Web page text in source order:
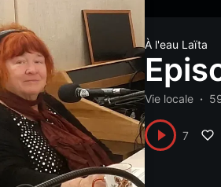
À l'eau Laïta
Vie locale
7